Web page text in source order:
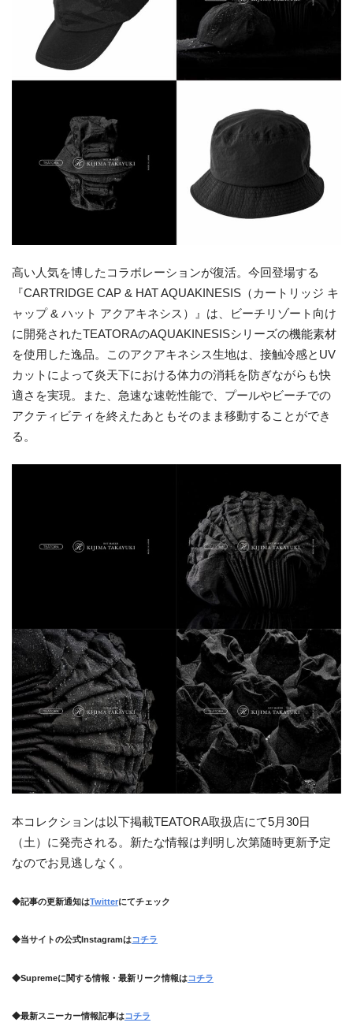
高い人気を博したコラボレーションが復活。今回登場する
『CARTRIDGE CAP & HAT AQUAKINESIS（カートリッジ キ
ャップ & ハット アクアキネシス）』は、ビーチリゾート向け
に開発されたTEATORAのAQUAKINESISシリーズの機能素材
を使用した逸品。このアクアキネシス生地は、接触冷感とUV
カットによって炎天下における体力の消耗を防ぎながらも快
適さを実現。また、急速な速乾性能で、プールやビーチでの
アクティビティを終えたあともそのまま移動することができ
る。
本コレクションは以下掲載TEATORA取扱店にて5月30日
（土）に発売される。新たな情報は判明し次第随時更新予定
なのでお見逃しなく。
◆記事の更新通知はTwitterにてチェック
◆当サイトの公式Instagramはコチラ
◆Supremeに関する情報・最新リーク情報はコチラ
◆最新スニーカー情報記事はコチラ